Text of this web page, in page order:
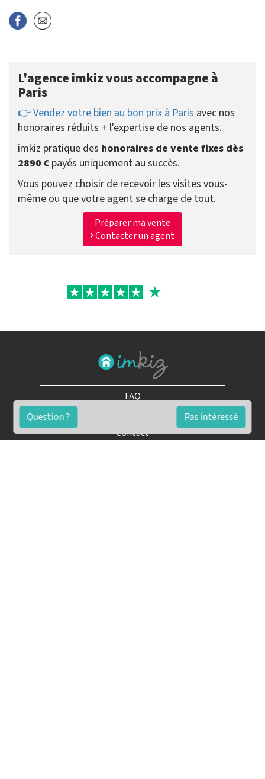
Question ? Pas intéressé
L'agence imkiz vous accompagne à
Paris
👉 Vendez votre bien au bon prix à Paris avec nos
honoraires réduits + l'expertise de nos agents.
imkiz pratique des honoraires de vente fixes dès
2890 € payés uniquement au succès.
Vous pouvez choisir de recevoir les visites vous-
même ou que votre agent se charge de tout.
Préparer ma vente
Contacter un agent
FAQ
Contact